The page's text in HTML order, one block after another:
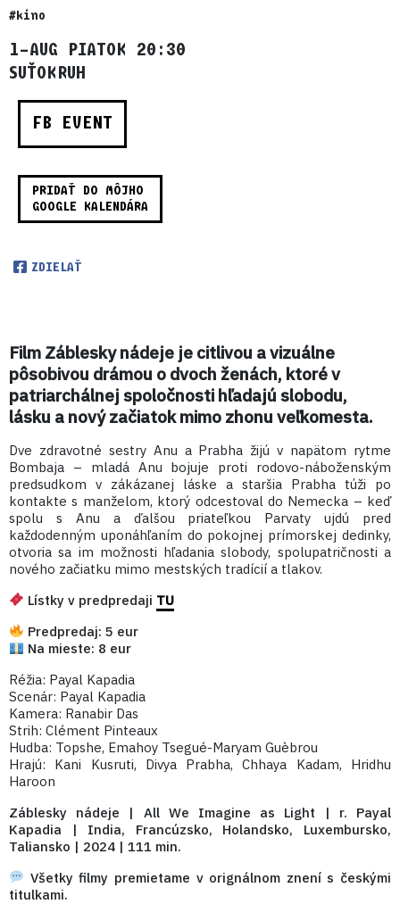
#kino
1–AUG PIATOK 20:30
SUŤOKRUH
FB EVENT
PRIDAŤ DO MÔJHO
GOOGLE KALENDÁRA
ZDIELAŤ
Film Záblesky nádeje je citlivou a vizuálne
pôsobivou drámou o dvoch ženách, ktoré v
patriarchálnej spoločnosti hľadajú slobodu,
lásku a nový začiatok mimo zhonu veľkomesta.
Dve zdravotné sestry Anu a Prabha žijú v napätom rytme
Bombaja – mladá Anu bojuje proti rodovo-náboženským
predsudkom v zákázanej láske a staršia Prabha túži po
kontakte s manželom, ktorý odcestoval do Nemecka – keď
spolu s Anu a ďalšou priateľkou Parvaty ujdú pred
každodenným uponáhľaním do pokojnej prímorskej dedinky,
otvoria sa im možnosti hľadania slobody, spolupatričnosti a
nového začiatku mimo mestských tradícií a tlakov.
Lístky v predpredaji TU
Predpredaj: 5 eur
Na mieste: 8 eur
Réžia: Payal Kapadia
Scenár: Payal Kapadia
Kamera: Ranabir Das
Strih: Clément Pinteaux
Hudba: Topshe, Emahoy Tsegué-Maryam Guèbrou
Hrajú: Kani Kusruti, Divya Prabha, Chhaya Kadam, Hridhu
Haroon
Záblesky nádeje | All We Imagine as Light | r. Payal
Kapadia | India, Francúzsko, Holandsko, Luxembursko,
Taliansko | 2024 | 111 min.
Všetky filmy premietame v orignálnom znení s českými
titulkami.